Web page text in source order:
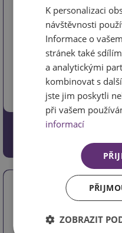
Ergonomicky tvarovaná
měkčenou pryžovou
parametry: Délka 32cm
části 6cm, 2,5mm profil
103 Kč
Zahradní
K personalizaci
návštěvnosti
Informace o
stránek také
a analytickými
kombinovat s
jste jim poskytli
při vašem
informací
ZOBRAZIT